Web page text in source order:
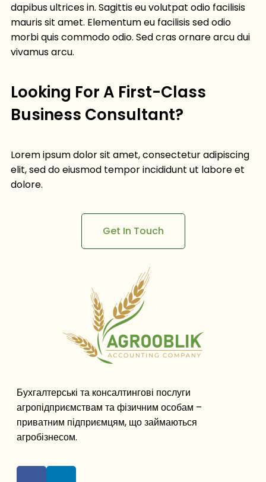
dapibus ultrices in. Sagittis eu volutpat odio facilisis
mauris sit amet. Elementum eu facilisis sed odio
morbi quis commodo odio. Sed cras ornare arcu dui
vivamus arcu.
Looking For A First-Class
Business Consultant?
Lorem ipsum dolor sit amet, consectetur adipiscing
elit, sed do eiusmod tempor incididunt ut labore et
dolore.
Get In Touch
Бухгалтерські та консалтингові послуги
агропідприємствам та фізичним особам –
приватним підприємцям, що займаються
агробізнесом.